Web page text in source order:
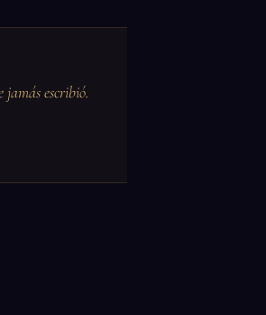
jamás escribió.